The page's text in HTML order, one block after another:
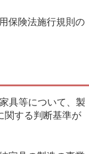
保険法施行規則の
具等について、製
関する判断基準が